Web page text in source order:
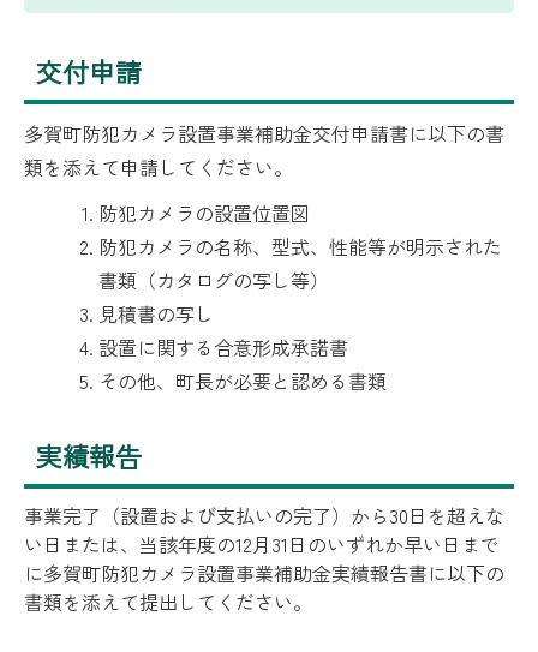
交付申請
多賀町防犯カメラ設置事業補助金交付申請書に以下の書
類を添えて申請してください。
防犯カメラの設置位置図
防犯カメラの名称、型式、性能等が明示された
書類（カタログの写し等）
見積書の写し
設置に関する合意形成承諾書
その他、町長が必要と認める書類
実績報告
事業完了（設置および支払いの完了）から30日を超えな
い日または、当該年度の12月31日のいずれか早い日まで
に多賀町防犯カメラ設置事業補助金実績報告書に以下の
書類を添えて提出してください。